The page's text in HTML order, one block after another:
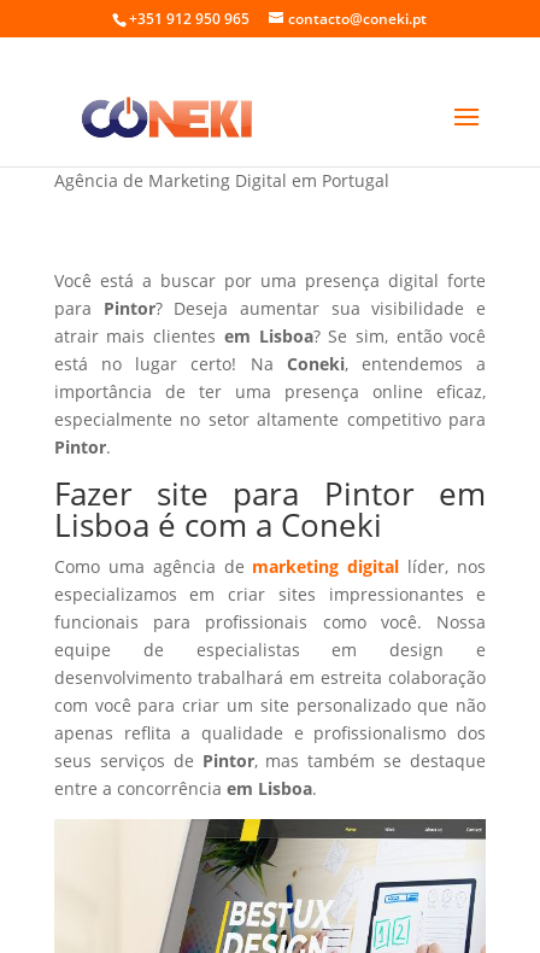
+351 912 950 965 contacto@coneki.pt
Fazer site para Pintor em Lisboa
Agência de Marketing Digital em Portugal
Você está a buscar por uma presença digital forte
para Pintor? Deseja aumentar sua visibilidade e
atrair mais clientes em Lisboa? Se sim, então você
está no lugar certo! Na Coneki, entendemos a
importância de ter uma presença online eficaz,
especialmente no setor altamente competitivo para
Pintor.
Fazer site para Pintor em
Lisboa é com a Coneki
Como uma agência de marketing digital líder, nos
especializamos em criar sites impressionantes e
funcionais para profissionais como você. Nossa
equipe de especialistas em design e
desenvolvimento trabalhará em estreita colaboração
com você para criar um site personalizado que não
apenas reflita a qualidade e profissionalismo dos
seus serviços de Pintor, mas também se destaque
entre a concorrência em Lisboa.